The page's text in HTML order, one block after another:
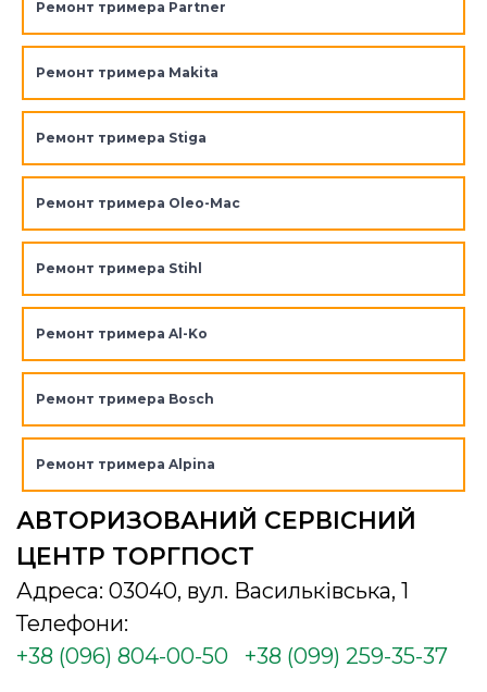
Ремонт тримера Partner
Ремонт тримера Makita
Ремонт тримера Stiga
Ремонт тримера Oleo-Mac
Ремонт тримера Stihl
Ремонт тримера Al-Ko
Ремонт тримера Bosch
Ремонт тримера Alpina
АВТОРИЗОВАНИЙ СЕРВІСНИЙ
ЦЕНТР ТОРГПОСТ
Адреса: 03040, вул. Васильківська, 1
Телефони:
+38 (096) 804-00-50
+38 (099) 259-35-37